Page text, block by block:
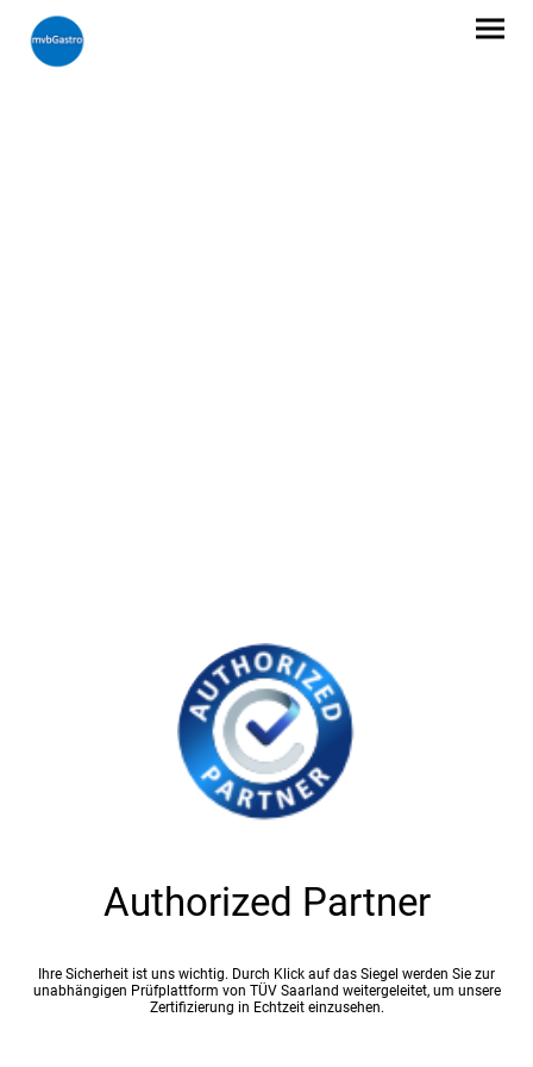
Authorized Partner
Ihre Sicherheit ist uns wichtig. Durch Klick auf das Siegel werden Sie zur
unabhängigen Prüfplattform von TÜV Saarland weitergeleitet, um unsere
Zertifizierung in Echtzeit einzusehen.